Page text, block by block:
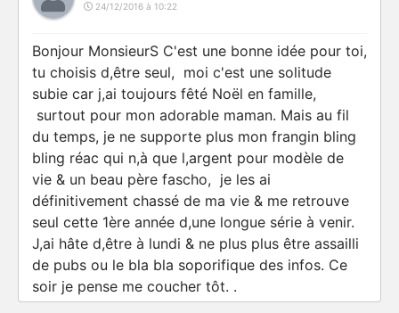
24/12/2016 à 10:22
Bonjour MonsieurS C'est une bonne idée pour toi,
tu choisis d,être seul, moi c'est une solitude
subie car j,ai toujours fêté Noël en famille,
surtout pour mon adorable maman. Mais au fil
du temps, je ne supporte plus mon frangin bling
bling réac qui n,à que l,argent pour modèle de
vie & un beau père fascho, je les ai
définitivement chassé de ma vie & me retrouve
seul cette 1ère année d,une longue série à venir.
J,ai hâte d,être à lundi & ne plus plus être assailli
de pubs ou le bla bla soporifique des infos. Ce
soir je pense me coucher tôt. .